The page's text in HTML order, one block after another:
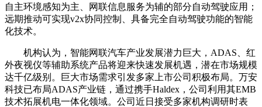
自主环境感知为主、网联信息服务为辅的部分自动驾驶应用；
远期推动可实现v2x协同控制、具备完全自动驾驶功能的智能
化技术。
机构认为，智能网联汽车产业发展潜力巨大，ADAS、红
外夜视仪等辅助系统产品将迎来快速发展机遇，潜在市场规模
达千亿级别。巨大市场需求引发多家上市公司积极布局。万安
科技已布局ADAS产业链，通过携手Haldex，公司利用其EMB
技术拓展机电一体化领域。公司近日接受多家机构调研时表